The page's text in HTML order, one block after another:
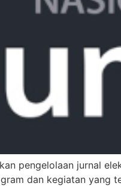
pengelolaan jurnal
dan kegiatan yang